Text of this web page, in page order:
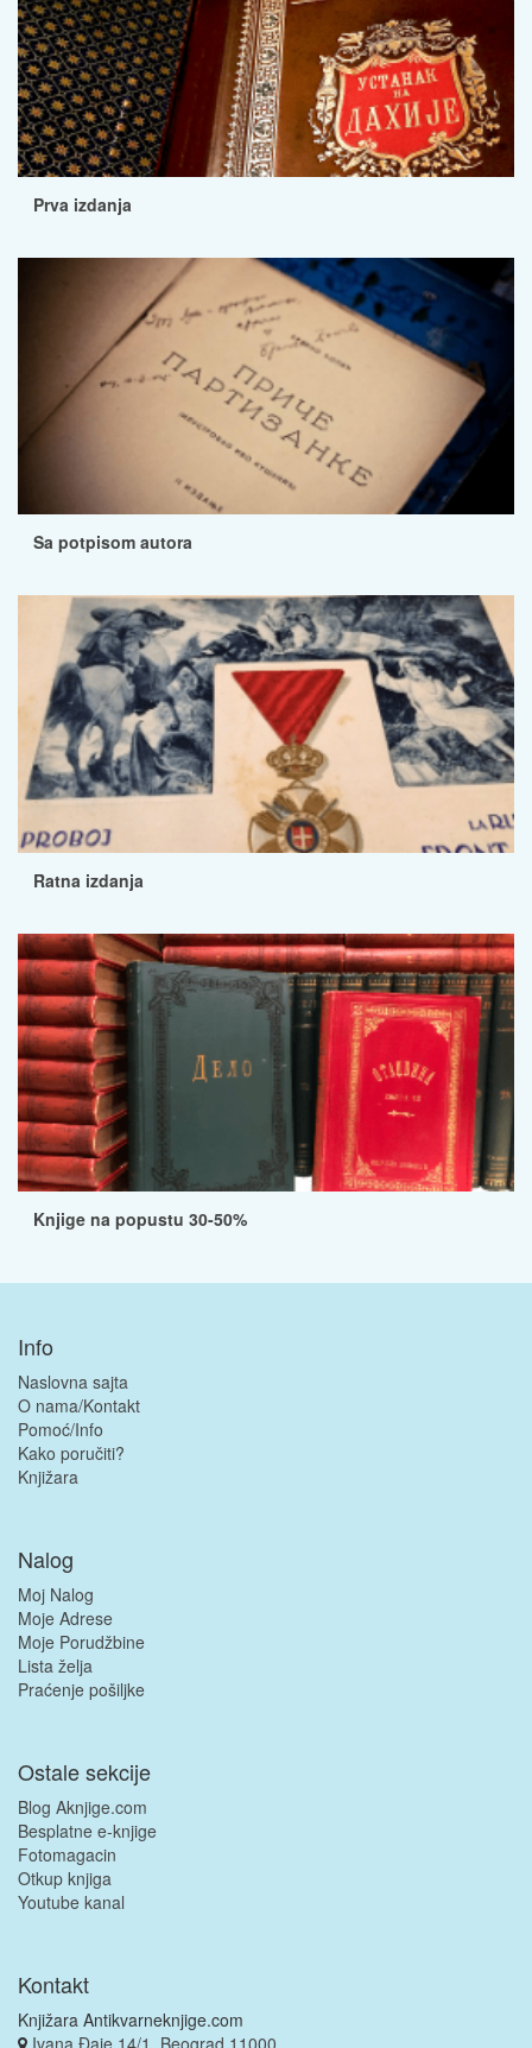
Prva izdanja
Sa potpisom autora
Ratna izdanja
Knjige na popustu 30-50%
Info
Naslovna sajta
O nama/Kontakt
Pomoć/Info
Kako poručiti?
Knjižara
Nalog
Moj Nalog
Moje Adrese
Moje Porudžbine
Lista želja
Praćenje pošiljke
Ostale sekcije
Blog Aknjige.com
Besplatne e-knjige
Fotomagacin
Otkup knjiga
Youtube kanal
Kontakt
Knjižara Antikvarneknjige.com
Ivana Đaje 14/1, Beograd 11000